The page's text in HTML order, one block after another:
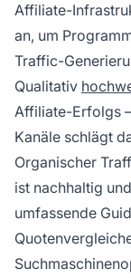
Affiliate-
an, um
Traffic-
Qualitativ
Affiliate-Erfolgs
Kanäle schlägt
Organischer
ist nachhaltig
umfassende